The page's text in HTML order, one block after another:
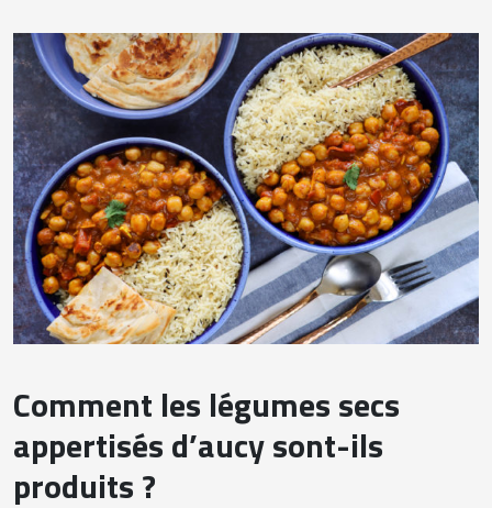
Comment les légumes secs
appertisés d’aucy sont-ils
produits ?